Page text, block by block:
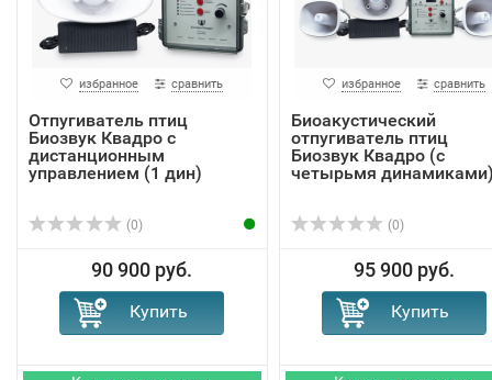
избранное сравнить
Отпугиватель птиц
Биозвук Квадро с
дистанционным
управлением (1 дин)
(0)
90 900 руб.
избранное сравнить
Биоакустический
отпугиватель птиц
Биозвук Квадро (с
четырьмя
(0)
95 900 руб.